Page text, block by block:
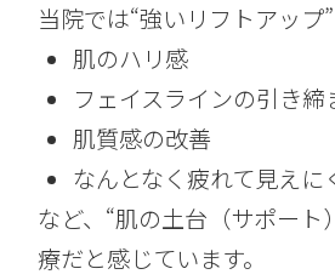
当院では“強いリフトアップ”
肌のハリ感
フェイスラインの引き締
肌質感の改善
なんとなく疲れて見えに
など、“肌の土台（サポート
療だと感じています。